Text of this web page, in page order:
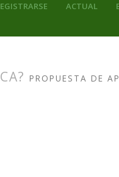
ACTUAL
PROPUESTA DE